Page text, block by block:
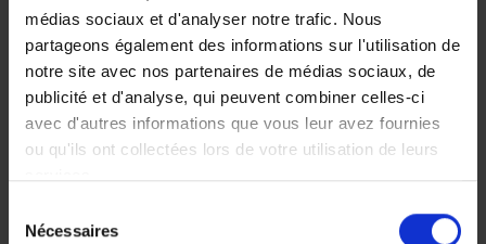
médias sociaux et d'analyser notre trafic. Nous
partageons également des informations sur l'utilisation de
notre site avec nos partenaires de médias sociaux, de
publicité et d'analyse, qui peuvent combiner celles-ci
avec d'autres informations que vous leur avez fournies
ou qu'ils ont collectées lors de votre utilisation de leurs
Nécessaires
Jour 11 :
Arrivée à Paris le matin.